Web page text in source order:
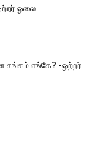
ஓலை
சங்கம் எங்கே? -ஒற்றர்